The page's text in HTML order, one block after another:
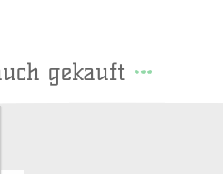
gekauft